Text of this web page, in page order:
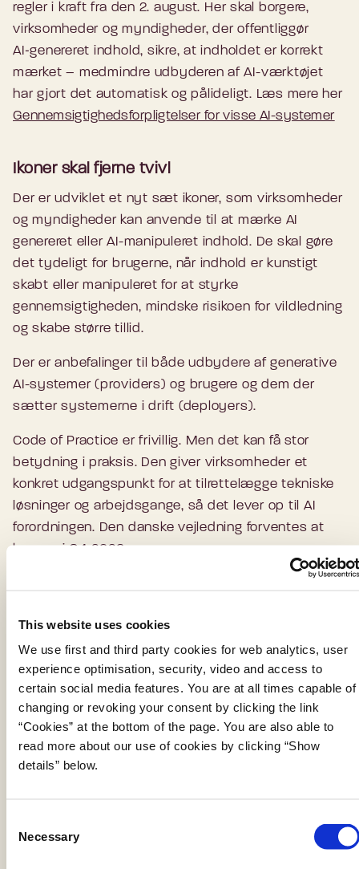
This website uses cookies
We use first and third party cookies for web analytics, user
experience optimisation, security, video and access to
certain social media features. You are at all times capable of
changing or revoking your consent by clicking the link
“Cookies” at the bottom of the page. You are also able to
read more about our use of cookies by clicking “Show
details” below.
Necessary
regler i kraft fra den 2. august. Her skal borgere,
virksomheder og myndigheder, der offentliggør
AI‑genereret indhold, sikre, at indholdet er korrekt
mærket – medmindre udbyderen af AI-værktøjet
har gjort det automatisk og pålideligt. Læs mere her
Gennemsigtighedsforpligtelser for visse AI-systemer
Ikoner skal fjerne tvivl
Der er udviklet et nyt sæt ikoner, som virksomheder
og myndigheder kan anvende til at mærke AI
genereret eller AI-manipuleret indhold. De skal gøre
det tydeligt for brugerne, når indhold er kunstigt
skabt eller manipuleret for at styrke
gennemsigtigheden, mindske risikoen for vildledning
og skabe større tillid.
Der er anbefalinger til både udbydere af generative
AI-systemer (providers) og brugere og dem der
sætter systemerne i drift (deployers).
Code of Practice er frivillig. Men det kan få stor
betydning i praksis. Den giver virksomheder et
konkret udgangspunkt for at tilrettelægge tekniske
løsninger og arbejdsgange, så det lever op til AI
forordningen. Den danske vejledning forventes at
komme i Q4 2026.
Links til EU's information
Kodeks for gennemsigtighed for AI-genereret
indhold
Link til EU's ikoner og vejledning